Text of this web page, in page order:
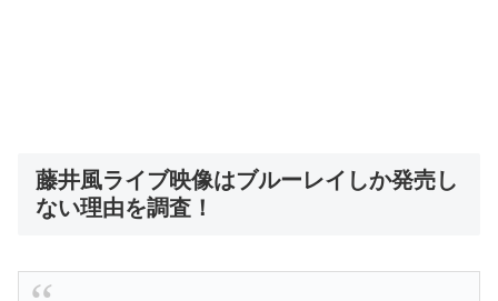
藤井風ライブ映像はブルーレイしか発売し
ない理由を調査！